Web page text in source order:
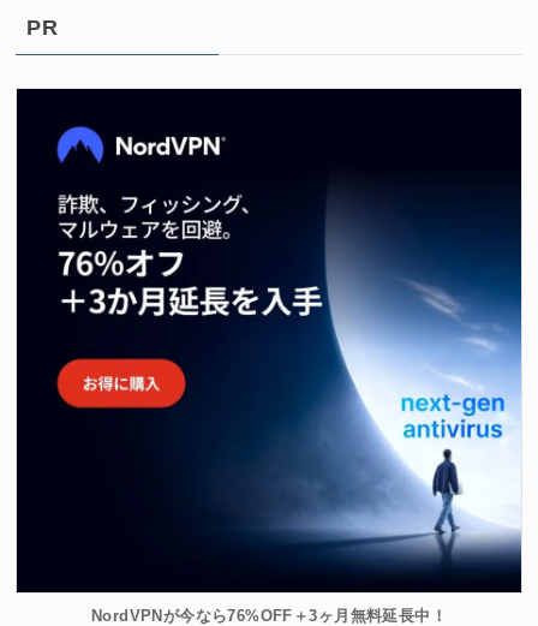
PR
NordVPNが今なら76%OFF＋3ヶ月無料延長中！